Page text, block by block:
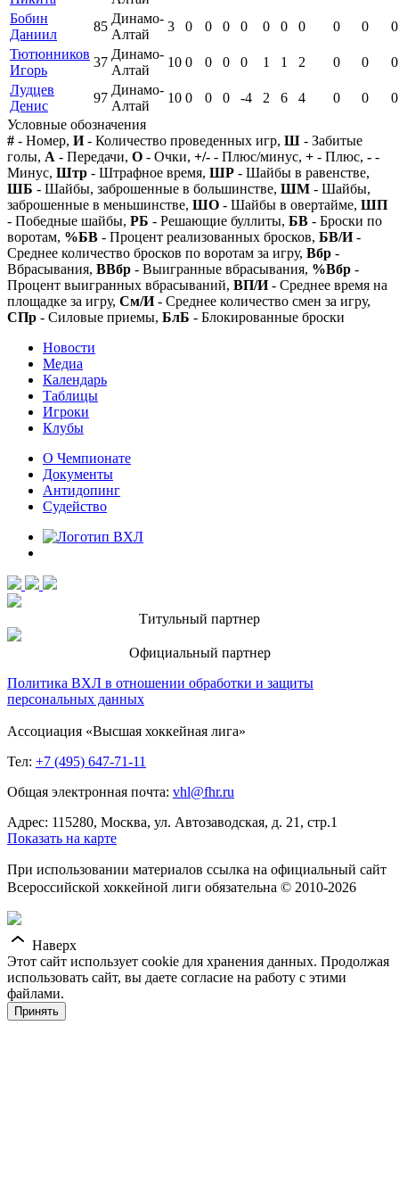
Бобин
Даниил
85
Динамо-
Алтай
3 0 0 0 0 0 0 0 0 0
0
Тютюнников
Игорь
37
Динамо-
Алтай
10 0 0 0 0 1 1 2 0 0
0
Лудцев
Денис
97
Динамо-
Алтай
10 0 0 0 -4 2 6 4 0 0
0
Условные обозначения
# - Номер, И- Количество проведенных игр, Ш - Забитые
голы, А - Передачи, О - Очки, +/- - Плюс/минус, + - Плюс, - -
Минус, Штр - Штрафное время, ШР - Шайбы в равенстве,
ШБ - Шайбы, заброшенные в большинстве, ШМ - Шайбы,
заброшенные в меньшинстве, ШО - Шайбы в овертайме, ШП
- Победные шайбы, РБ - Решающие буллиты, БВ - Броски по
воротам, %БВ - Процент реализованных бросков, БВ/И-
Среднее количество бросков по воротам за игру, Вбр -
Вбрасывания, ВВбр - Выигранные вбрасывания, %Вбр -
Процент выигранных вбрасываний, ВП/И- Среднее время на
площадке за игру, См/И- Среднее количество смен за игру,
СПр - Силовые приемы, БлБ - Блокированные броски
Новости
Медиа
Календарь
Таблицы
Игроки
Клубы
О Чемпионате
Документы
Антидопинг
Судейство
Титульный партнер
Официальный партнер
Политика ВХЛ в отношении обработки и защиты
персональных данных
Ассоциация «Высшая хоккейная лига»
Тел: +7 (495) 647-71-11
Общая электронная почта: vhl@fhr.ru
Адрес: 115280, Москва, ул. Автозаводская, д. 21, стр.1
Показать на карте
При использовании материалов ссылка на официальный сайт
Всероссийской хоккейной лиги обязательна © 2010-2026
Наверх
Этот сайт использует cookie для хранения данных. Продолжая
использовать сайт, вы даете согласие на работу с этими
файлами.
Принять